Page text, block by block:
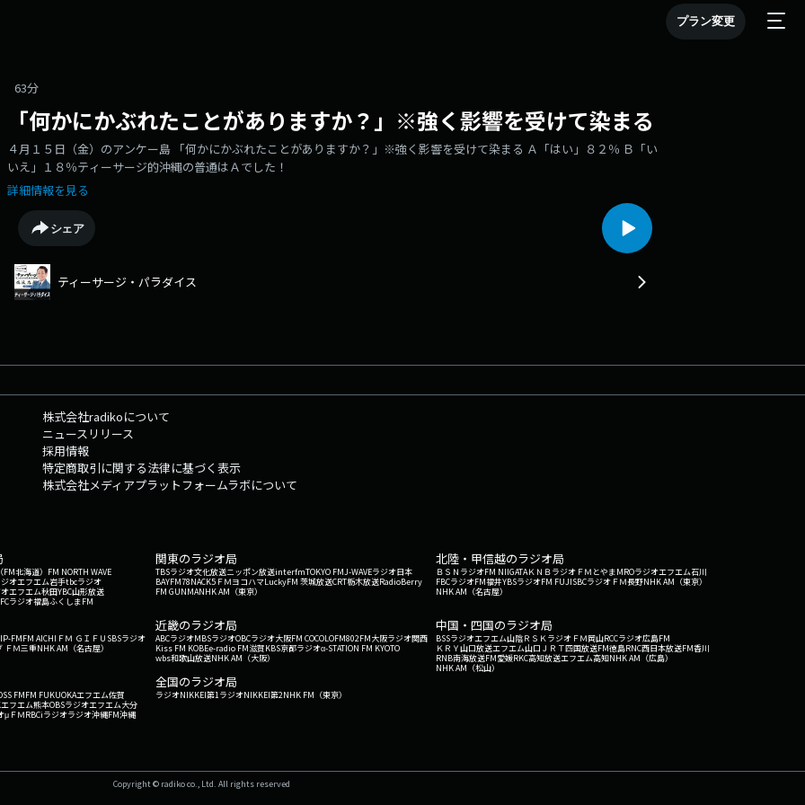
プラン変更
63分
「何かにかぶれたことがありますか？」※強く影響を受けて染まる
４月１５日（金）のアンケー島 「何かにかぶれたことがありますか？」※強く影響を受けて染まる Ａ「はい」８２％ Ｂ「い
いえ」１８％ティーサージ的沖縄の普通はＡでした！
詳細情報を見る
シェア
ティーサージ・パラダイス
株式会社radikoについて
ニュースリリース
採用情報
特定商取引に関する法律に基づく表示
株式会社メディアプラットフォームラボについて
北海道） FM NORTH WAVE
オエフエム岩手tbcラジオ
エフエム秋田YBC山形放送
ラジオ福島ふくしまFM
関東のラジオ局
TBSラジオ文化放送ニッポン放送interfmTOKYO FMJ-WAVEラジオ日本
BAYFM78NACK5 ＦＭヨコハマLuckyFM 茨城放送CRT栃木放送RadioBerry
FM GUNMANHK AM（東京）
北陸・甲信越のラジオ局
ＢＳＮラジオFM NIIGATAＫＮＢラジオ ＦＭとやまMROラジオエフエム石川
FBCラジオFM福井YBSラジオFM FUJISBCラジオ ＦＭ長野NHK AM（東京）
NHK AM（名古屋）
FMFM AICHI ＦＭ ＧＩＦＵ SBSラジオ
ＦＭ三重NHK AM（名古屋）
近畿のラジオ局
ABCラジオMBSラジオOBCラジオ大阪FM COCOLOFM802FM大阪ラジオ関西
Kiss FM KOBEe-radio FM滋賀KBS京都ラジオα-STATION FM KYOTO
wbs和歌山放送NHK AM（大阪）
中国・四国のラジオ局
BSSラジオエフエム山陰ＲＳＫラジオ ＦＭ岡山RCCラジオ広島FM
ＫＲＹ山口放送エフエム山口 ＪＲＴ四国放送FM徳島RNC西日本放送FM香川
RNB南海放送FM愛媛RKC高知放送エフエム高知NHK AM（広島）
NHK AM（松山）
FMFM FUKUOKAエフエム佐賀
フエム熊本OBSラジオエフエム大分
μＦＭRBCiラジオラジオ沖縄FM沖縄
全国のラジオ局
ラジオNIKKEI第1ラジオNIKKEI第2NHK FM（東京）
Copyright © radiko co., Ltd. All rights reserved